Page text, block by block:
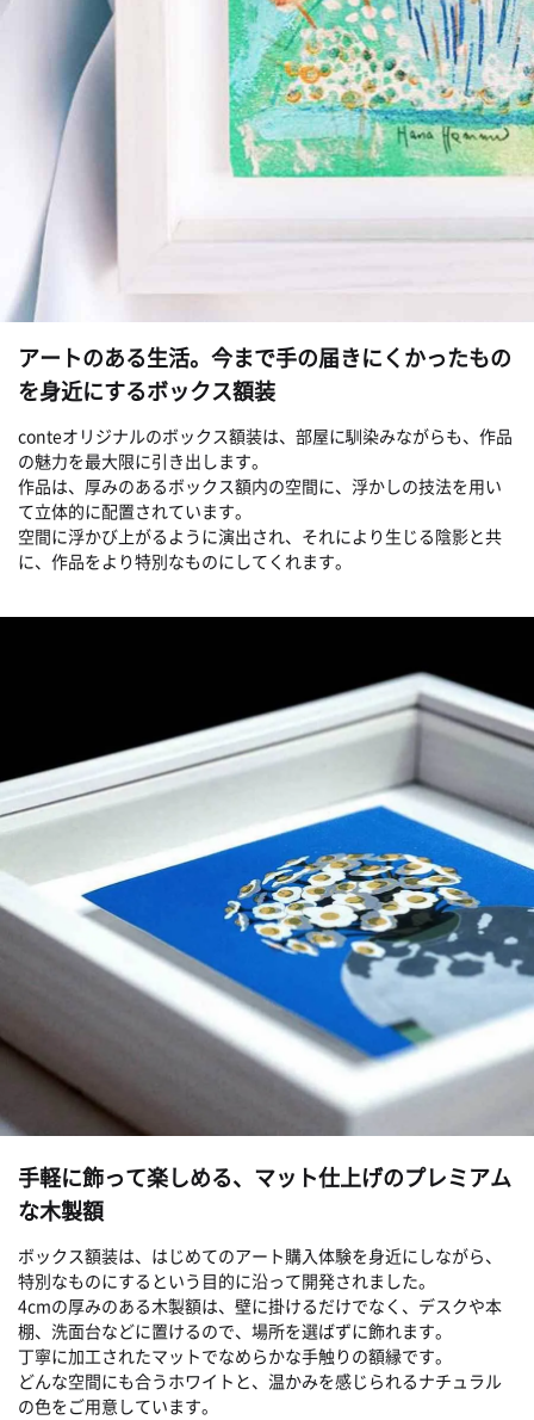
アートのある生活。今まで手の届きにくかったもの
を身近にするボックス額装
conteオリジナルのボックス額装は、部屋に馴染みながらも、作品
の魅力を最大限に引き出します。
作品は、厚みのあるボックス額内の空間に、浮かしの技法を用い
て立体的に配置されています。
空間に浮かび上がるように演出され、それにより生じる陰影と共
に、作品をより特別なものにしてくれます。
手軽に飾って楽しめる、マット仕上げのプレミアム
な木製額
ボックス額装は、はじめてのアート購入体験を身近にしながら、
特別なものにするという目的に沿って開発されました。
4cmの厚みのある木製額は、壁に掛けるだけでなく、デスクや本
棚、洗面台などに置けるので、場所を選ばずに飾れます。
丁寧に加工されたマットでなめらかな手触りの額縁です。
どんな空間にも合うホワイトと、温かみを感じられるナチュラル
の色をご用意しています。